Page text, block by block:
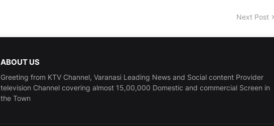
Next Post
ABOUT US
Greeting from KTV Channel, Varanasi Leading News and Social content Provider
television Channel covering almost 15,00,000 Domestic and commercial Screen in
the Town